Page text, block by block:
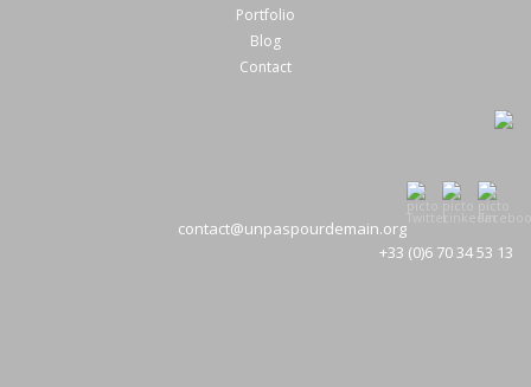
Portfolio
Blog
Contact
contact@unpaspourdemain.org
+33 (0)6 70 34 53 13